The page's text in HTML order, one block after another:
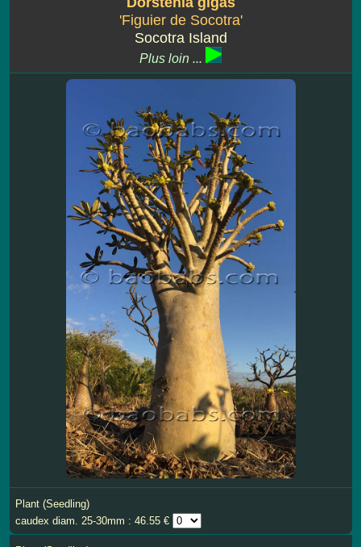
'Figuier de Socotra'
Socotra Island
Plus loin ...
Plant (Seedling)
caudex diam. 25-30mm : 46.55 €